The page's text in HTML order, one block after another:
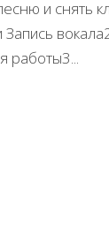
и снять
Запись
работы3...